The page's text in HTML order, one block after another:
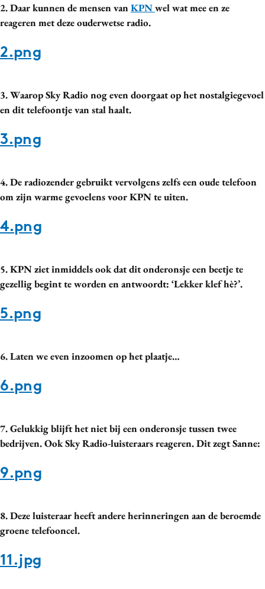
Influencer marketing
Martech
Merkstrategie
PR
Purpose Marketing
2. Daar kunnen de mensen vanKPNwel wat mee en ze
reageren met deze ouderwetse radio.
2.png
3. Waarop Sky Radio nog even doorgaat op het nostalgiegevoel
en dit telefoontje van stal haalt.
3.png
4. De radiozender gebruikt vervolgens zelfs een oude telefoon
om zijn warme gevoelens voor KPN te uiten.
4.png
5. KPN ziet inmiddels ook dat dit onderonsje een beetje te
gezellig begint te worden en antwoordt: ‘Lekker klef hè?’.
5.png
6. Laten we even inzoomen op het plaatje…
6.png
7. Gelukkig blijft het niet bij een onderonsje tussen twee
bedrijven. Ook Sky Radio-luisteraars reageren. Dit zegt Sanne:
9.png
8. Deze luisteraar heeft andere herinneringen aan de beroemde
groene telefooncel.
11.jpg